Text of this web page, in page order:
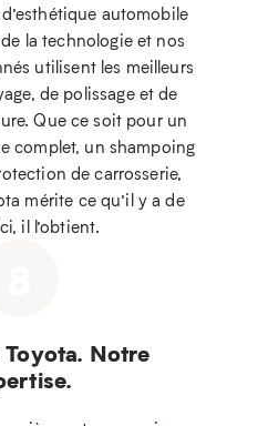
automobile
la technologie et nos
utilisent les meilleurs
de polissage et de
Que ce soit pour un
complet, un shampoing
de carrosserie,
mérite ce qu’il y a de
il l’obtient.
Toyota. Notre